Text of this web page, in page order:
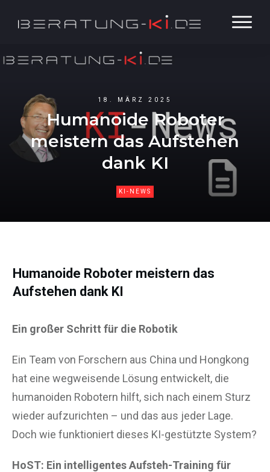
18. MÄRZ 2025
Humanoide Roboter
meistern das Aufstehen
dank KI
KI-NEWS
Humanoide Roboter meistern das
Aufstehen dank KI
Ein großer Schritt für die Robotik
Ein Team von Forschern aus China und Hongkong
hat eine wegweisende Lösung entwickelt, die
humanoiden Robotern hilft, sich nach einem Sturz
wieder aufzurichten – und das aus jeder Lage.
Doch wie funktioniert dieses KI-gestützte System?
HoST: Ein intelligentes Aufsteh-Training für